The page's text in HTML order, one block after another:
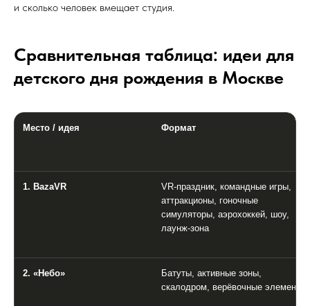
и сколько человек вмещает студия.
Сравнительная таблица: идеи для
детского дня рождения в Москве
Место / идея Формат
1. BazaVR
VR-праздник, командные игры,
аттракционы, гоночные
симуляторы, аэрохоккей, шоу,
лаунж-зона
2. «Небо»
Батуты, активные зоны,
скалодром, верёвочные элементы